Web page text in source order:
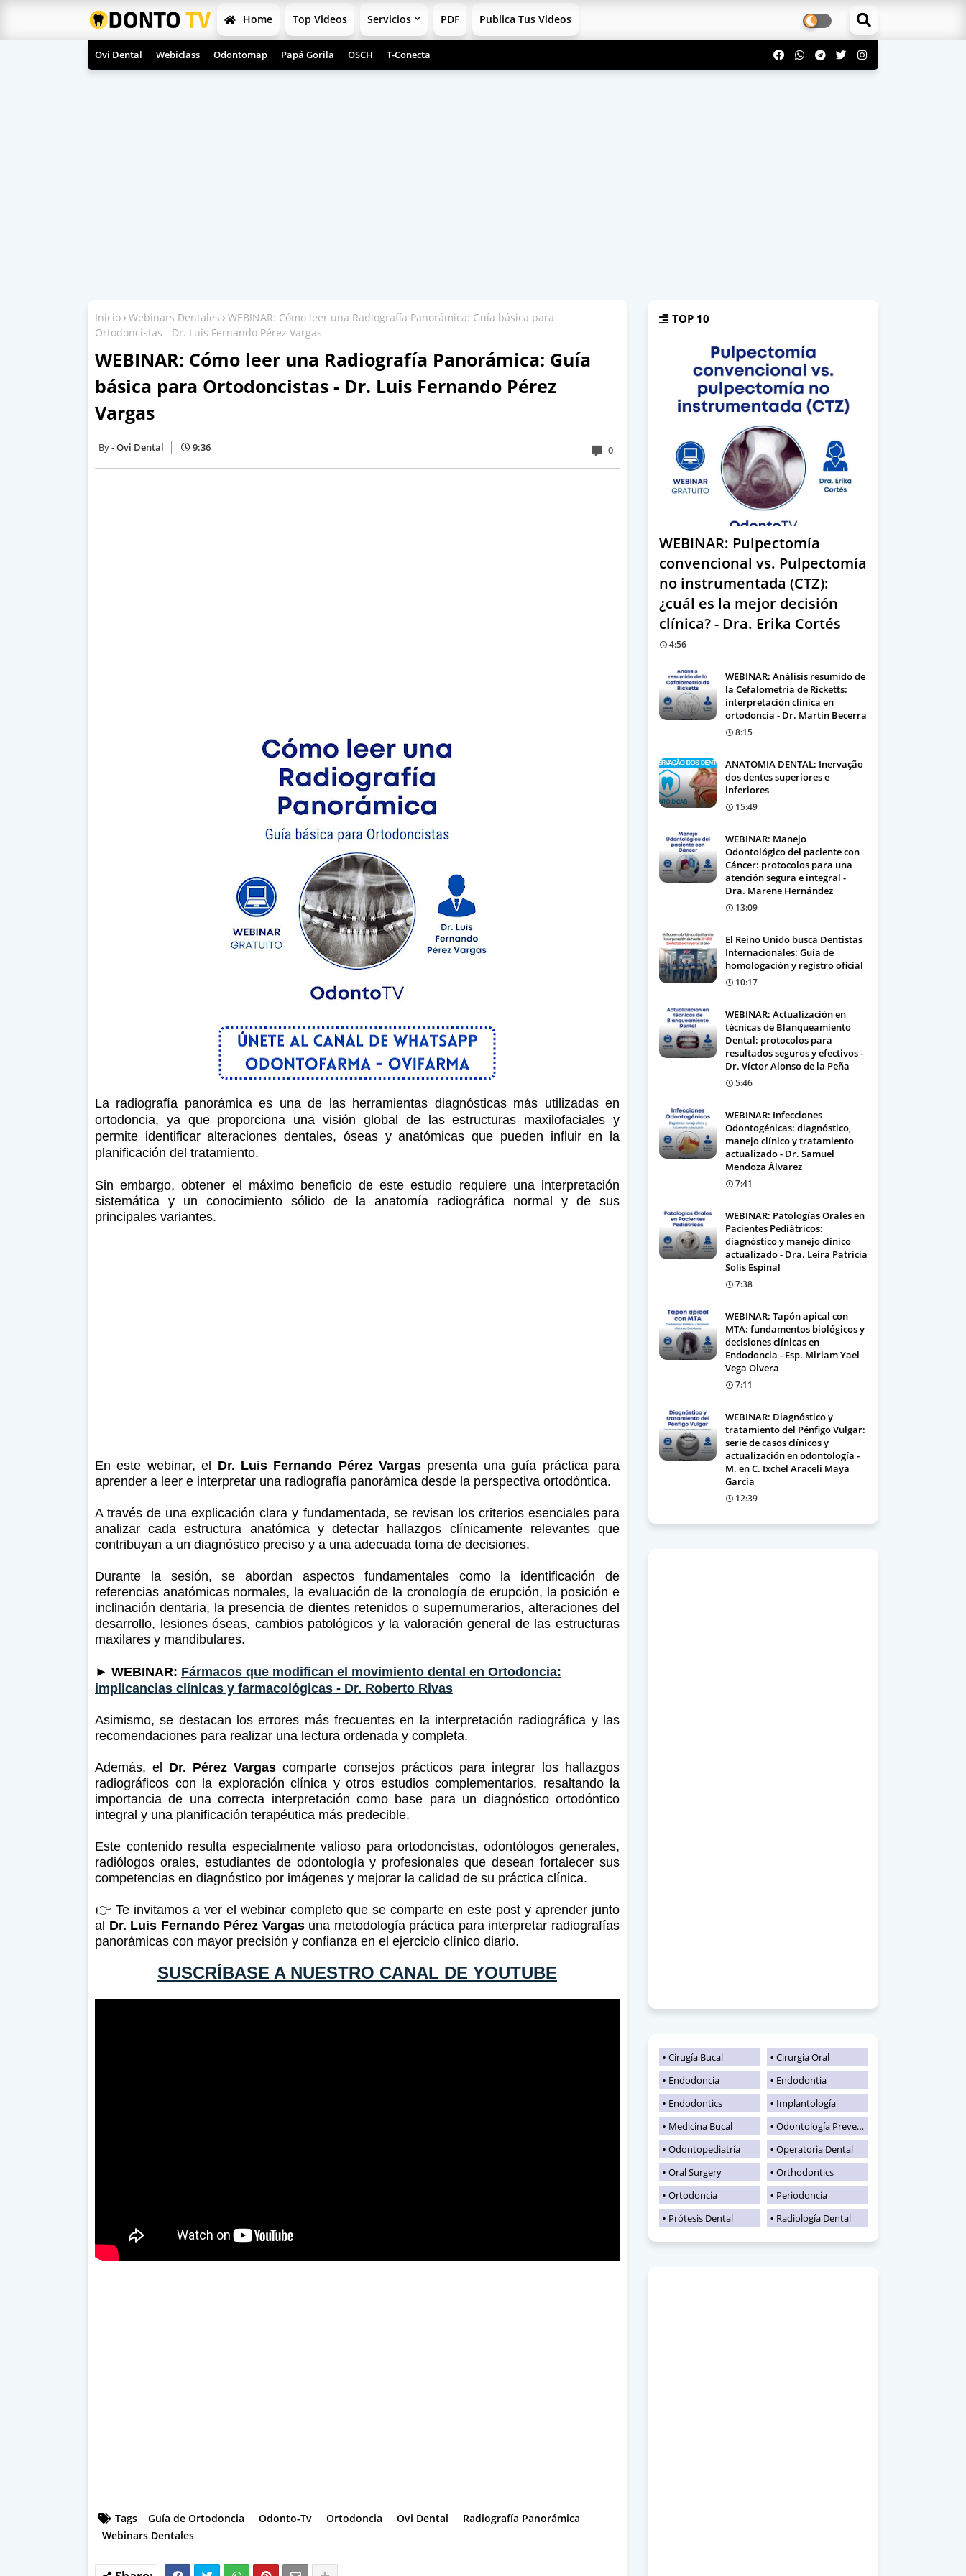
Home Top Videos Servicios PDF Publica Tus Videos
Ovi Dental Webiclass Odontomap Papá Gorila OSCH T-Conecta
Inicio Webinars Dentales
WEBINAR: Cómo leer una Radiografía Panorámica: Guía básica para
Ortodoncistas - Dr. Luis Fernando Pérez Vargas
WEBINAR: Cómo leer una Radiografía Panorámica: Guía
básica para Ortodoncistas - Dr. Luis Fernando Pérez
Vargas
Ovi Dental 9:36 0
La radiografía panorámica es una de las herramientas diagnósticas más utilizadas en
ortodoncia, ya que proporciona una visión global de las estructuras maxilofaciales y
permite identificar alteraciones dentales, óseas y anatómicas que pueden influir en la
planificación del tratamiento.
Sin embargo, obtener el máximo beneficio de este estudio requiere una interpretación
sistemática y un conocimiento sólido de la anatomía radiográfica normal y de sus
principales variantes.
En este webinar, el Dr. Luis Fernando Pérez Vargas presenta una guía práctica para
aprender a leer e interpretar una radiografía panorámica desde la perspectiva ortodóntica.
A través de una explicación clara y fundamentada, se revisan los criterios esenciales para
analizar cada estructura anatómica y detectar hallazgos clínicamente relevantes que
contribuyan a un diagnóstico preciso y a una adecuada toma de decisiones.
Durante la sesión, se abordan aspectos fundamentales como la identificación de
referencias anatómicas normales, la evaluación de la cronología de erupción, la posición e
inclinación dentaria, la presencia de dientes retenidos o supernumerarios, alteraciones del
desarrollo, lesiones óseas, cambios patológicos y la valoración general de las estructuras
maxilares y mandibulares.
► WEBINAR: Fármacos que modifican el movimiento dental en Ortodoncia:
implicancias clínicas y farmacológicas - Dr. Roberto Rivas
Asimismo, se destacan los errores más frecuentes en la interpretación radiográfica y las
recomendaciones para realizar una lectura ordenada y completa.
Además, el Dr. Pérez Vargas comparte consejos prácticos para integrar los hallazgos
radiográficos con la exploración clínica y otros estudios complementarios, resaltando la
importancia de una correcta interpretación como base para un diagnóstico ortodóntico
integral y una planificación terapéutica más predecible.
Este contenido resulta especialmente valioso para ortodoncistas, odontólogos generales,
radiólogos orales, estudiantes de odontología y profesionales que desean fortalecer sus
competencias en diagnóstico por imágenes y mejorar la calidad de su práctica clínica.
👉 Te invitamos a ver el webinar completo que se comparte en este post y aprender junto
al Dr. Luis Fernando Pérez Vargasuna metodología práctica para interpretar radiografías
panorámicas con mayor precisión y confianza en el ejercicio clínico diario.
SUSCRÍBASE A NUESTRO CANAL DE YOUTUBE
Tags Guía de Ortodoncia Odonto-Tv Ortodoncia Ovi Dental
Radiografía Panorámica
Webinars Dentales
TOP 10
WEBINAR: Pulpectomía
convencional vs. Pulpectomía
no instrumentada (CTZ):
¿cuál es la mejor decisión
clínica? - Dra. Erika Cortés
4:56
WEBINAR: Análisis resumido de
la Cefalometría de Ricketts:
interpretación clínica en
ortodoncia - Dr. Martín Becerra
8:15
ANATOMIA DENTAL: Inervação
dos dentes superiores e
inferiores
15:49
WEBINAR: Manejo
Odontológico del paciente con
Cáncer: protocolos para una
atención segura e integral -
Dra. Marene Hernández
13:09
El Reino Unido busca Dentistas
Internacionales: Guía de
homologación y registro oficial
10:17
WEBINAR: Actualización en
técnicas de Blanqueamiento
Dental: protocolos para
resultados seguros y efectivos -
Dr. Víctor Alonso de la Peña
5:46
WEBINAR: Infecciones
Odontogénicas: diagnóstico,
manejo clínico y tratamiento
actualizado - Dr. Samuel
Mendoza Álvarez
7:41
WEBINAR: Patologías Orales en
Pacientes Pediátricos:
diagnóstico y manejo clínico
actualizado - Dra. Leira Patricia
Solís Espinal
7:38
WEBINAR: Tapón apical con
MTA: fundamentos biológicos y
decisiones clínicas en
Endodoncia - Esp. Miriam Yael
Vega Olvera
7:11
WEBINAR: Diagnóstico y
tratamiento del Pénfigo Vulgar:
serie de casos clínicos y
actualización en odontología -
M. en C. Ixchel Araceli Maya
García
12:39
Cirugía Bucal
Cirurgia Oral
Endodoncia
Endodontia
Endodontics
Implantología
Medicina Bucal
Odontología Preventiva
Odontopediatría
Operatoria Dental
Oral Surgery
Orthodontics
Ortodoncia
Periodoncia
Prótesis Dental
Radiología Dental